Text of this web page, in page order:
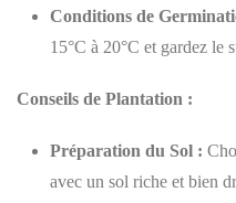
Conditions de
15°C à 20°C et gardez le
Conseils de Plantation :
Préparation du Sol :
avec un sol riche et bien